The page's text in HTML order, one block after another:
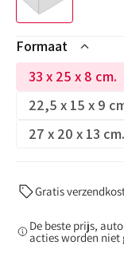
Formaat
33 x 25 x 8 cm.
Variant
niet
voorraad
22,5 x 15 x 9
Variant
niet
of
27 x 20 x 13 cm.
Variant
of
niet
Gratis
De beste prijs,
acties worden niet